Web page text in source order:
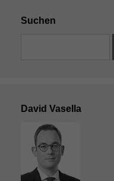
Suchen
David Vasella